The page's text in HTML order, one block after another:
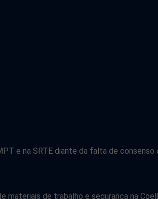
e na SRTE diante da falta de
materiais de trabalho e segurança na